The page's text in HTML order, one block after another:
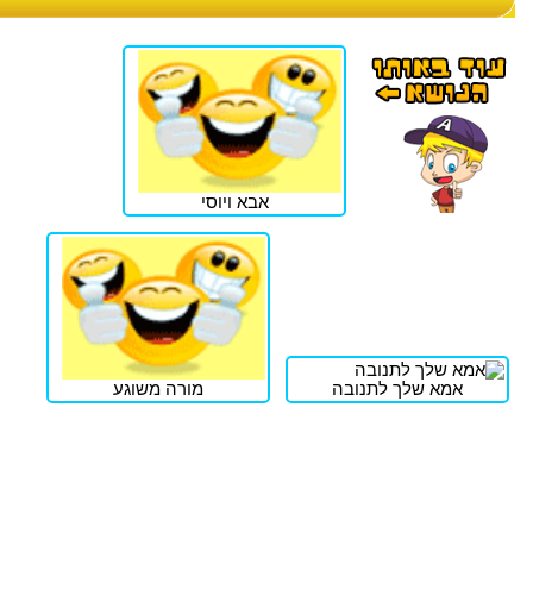
אבא ויוסי
אמא שלך לתנובה מורה משוגע